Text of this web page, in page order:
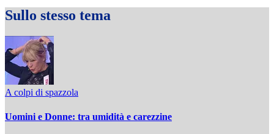
Sullo stesso tema
A colpi di spazzola
Uomini e Donne: tra umidità e carezzine